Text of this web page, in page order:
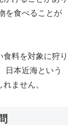
を食べることが
料を対象に狩り
日本近海という
ません。